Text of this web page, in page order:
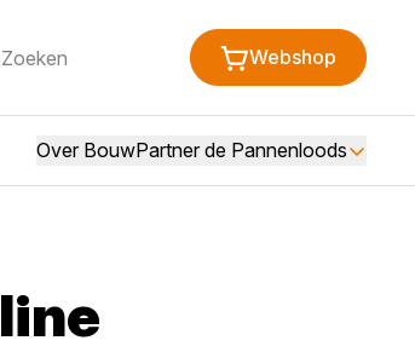
Webshop
Over BouwPartner de Pannenloods